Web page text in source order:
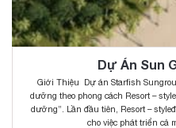
Dự Án Sun
Giới Thiệu Dự án Starfish
dưỡng theo phong cách Resort –
dưỡng”. Lần đầu tiên, Resort –
cho việc phát triển cả